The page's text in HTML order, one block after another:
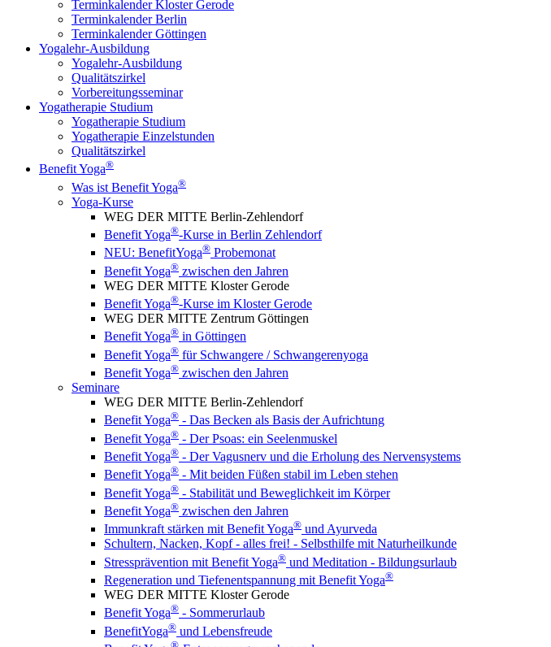
Terminkalender Kloster Gerode
Terminkalender Berlin
Terminkalender Göttingen
Yogalehr-Ausbildung
Yogalehr-Ausbildung
Qualitätszirkel
Vorbereitungsseminar
Yogatherapie Studium
Yogatherapie Studium
Yogatherapie Einzelstunden
Qualitätszirkel
Benefit Yoga®
Was ist Benefit Yoga®
Yoga-Kurse
WEG DER MITTE Berlin-Zehlendorf
Benefit Yoga®-Kurse in Berlin Zehlendorf
NEU: BenefitYoga® Probemonat
Benefit Yoga® zwischen den Jahren
WEG DER MITTE Kloster Gerode
Benefit Yoga®-Kurse im Kloster Gerode
WEG DER MITTE Zentrum Göttingen
Benefit Yoga® in Göttingen
Benefit Yoga® für Schwangere / Schwangerenyoga
Benefit Yoga® zwischen den Jahren
Seminare
WEG DER MITTE Berlin-Zehlendorf
Benefit Yoga® - Das Becken als Basis der Aufrichtung
Benefit Yoga® - Der Psoas: ein Seelenmuskel
Benefit Yoga® - Der Vagusnerv und die Erholung des Nervensystems
Benefit Yoga® - Mit beiden Füßen stabil im Leben stehen
Benefit Yoga® - Stabilität und Beweglichkeit im Körper
Benefit Yoga® zwischen den Jahren
Immunkraft stärken mit Benefit Yoga® und Ayurveda
Schultern, Nacken, Kopf - alles frei! - Selbsthilfe mit Naturheilkunde
Stressprävention mit Benefit Yoga® und Meditation - Bildungsurlaub
Regeneration und Tiefenentspannung mit Benefit Yoga®
WEG DER MITTE Kloster Gerode
Benefit Yoga® - Sommerurlaub
BenefitYoga® und Lebensfreude